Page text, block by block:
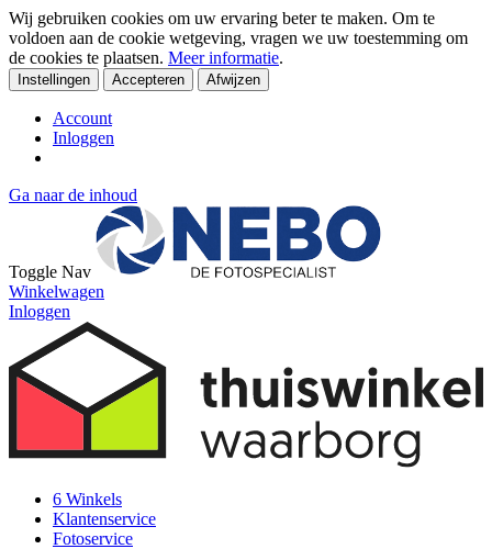
Wij gebruiken cookies om uw ervaring beter te maken. Om te
voldoen aan de cookie wetgeving, vragen we uw toestemming om
de cookies te plaatsen. Meer informatie.
Instellingen Accepteren Afwijzen
Account
Inloggen
Ga naar de inhoud
Toggle Nav
Winkelwagen
Inloggen
6 Winkels
Klantenservice
Fotoservice